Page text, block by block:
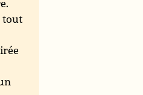
tout